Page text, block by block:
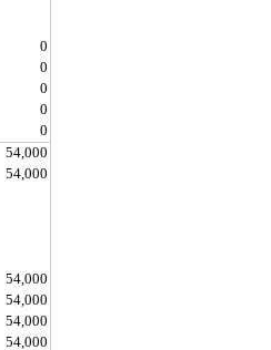
0
0
0
0
0
54,000
54,000
54,000
54,000
54,000
54,000